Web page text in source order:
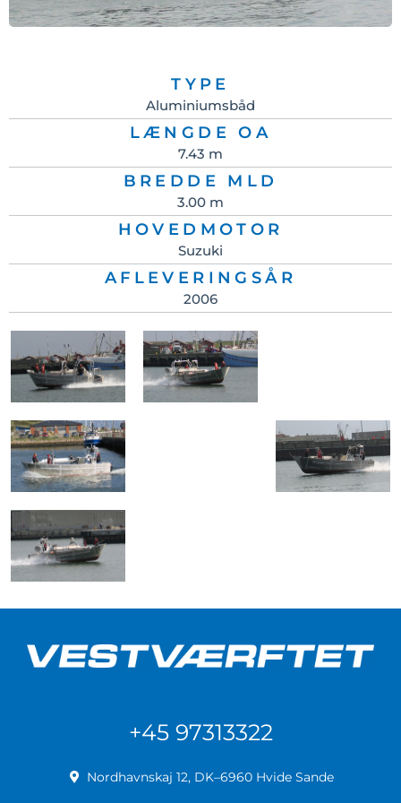
TYPE
Aluminiumsbåd
LÆNGDE OA
7.43 m
BREDDE MLD
3.00 m
HOVEDMOTOR
Suzuki
AFLEVERINGSÅR
2006
+45 97313322
Nordhavnskaj 12, DK–6960 Hvide Sande